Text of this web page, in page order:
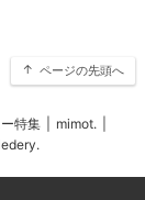
ページの先頭へ
特集 mimot.